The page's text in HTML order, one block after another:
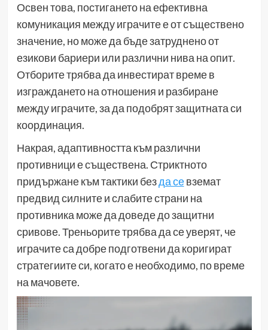
Освен това, постигането на ефективна
комуникация между играчите е от съществено
значение, но може да бъде затруднено от
езикови бариери или различни нива на опит.
Отборите трябва да инвестират време в
изграждането на отношения и разбиране
между играчите, за да подобрят защитната си
координация.
Накрая, адаптивността към различни
противници е съществена. Стриктното
придържане към тактики безда севземат
предвид силните и слабите страни на
противника може да доведе до защитни
сривове. Треньорите трябва да се уверят, че
играчите са добре подготвени да коригират
стратегиите си, когато е необходимо, по време
на мачовете.